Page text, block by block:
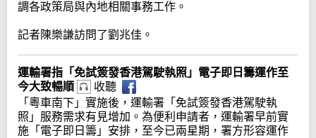
調各政策局與內地相關事務工作。
記者陳樂謙訪問了劉兆佳。
運輸署指「免試簽發香港駕駛執照」電子即日籌運作至
今大致暢順
收聽
「粵車南下」實施後，運輸署「免試簽發香港駕駛執
照」服務需求有見增加。為便利申請者，運輸署早前實
施「電子即日籌」安排，至今已兩星期，署方形容運作